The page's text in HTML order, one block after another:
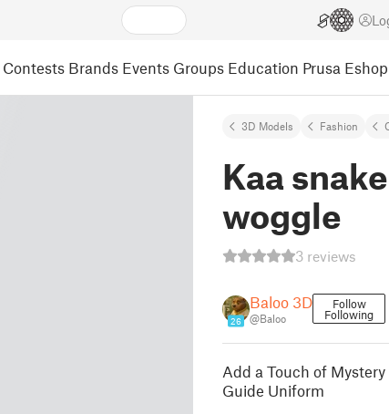
Contests Brands Events Groups Education Prusa Eshop
3D Models Fashion
Kaa
woggle
3 reviews
26
Baloo 3D
@Baloo
Follow
Following
Add a Touch of
Guide Uniform